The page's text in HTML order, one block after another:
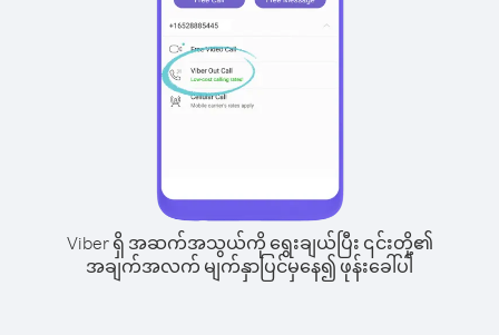
Viber ရှိ အဆက်အသွယ်ကို ရွေးချယ်ပြီး ၎င်းတို့၏
အချက်အလက် မျက်နှာပြင်မှနေ၍ ဖုန်းခေါ်ပါ